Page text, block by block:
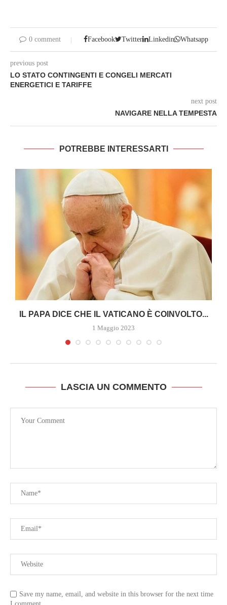
0 comment Facebook Twitter Linkedin Whatsapp
previous post
LO STATO CONTINGENTI E CONGELI MERCATI
ENERGETICI E TARIFFE
next post
NAVIGARE NELLA TEMPESTA
POTREBBE INTERESSARTI
IL PAPA DICE CHE IL VATICANO È COINVOLTO...
1 Maggio 2023
LASCIA UN COMMENTO
Save my name, email, and website in this browser for the next time